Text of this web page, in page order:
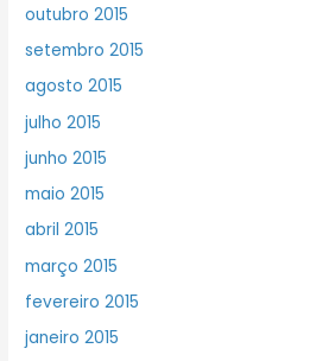
outubro 2015
setembro 2015
agosto 2015
julho 2015
junho 2015
maio 2015
abril 2015
março 2015
fevereiro 2015
janeiro 2015